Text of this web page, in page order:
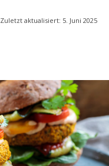
Zuletzt aktualisiert: 5. Juni 2025